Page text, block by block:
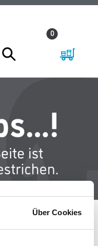
Über Cookies
0